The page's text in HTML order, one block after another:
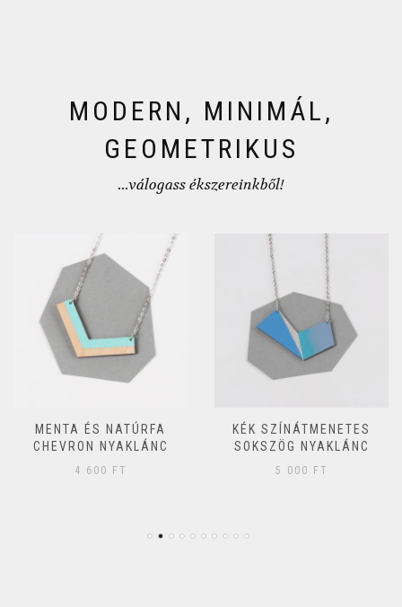
MODERN, MINIMÁL,
GEOMETRIKUS
...válogass ékszereinkből!
MENTA ÉS NATÚRFA
CHEVRON NYAKLÁNC
4 600 FT
KÉK SZÍNÁTMENETES
SOKSZÖG NYAKLÁNC
5 000 FT